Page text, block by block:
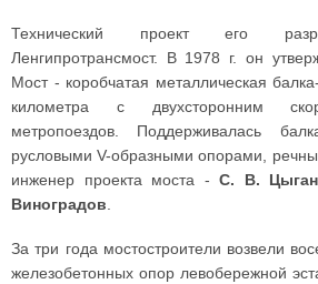
Технический проект его
Ленгипротрансмост. В 1978 г. он
Мост - коробчатая металлическая
километра с двухсторонним
метропоездов. Поддерживалась
русловыми V-образными опорами,
инженер проекта моста - С. В.
Виноградов.
За три года мостостроители возвели
железобетонных опор левобережной